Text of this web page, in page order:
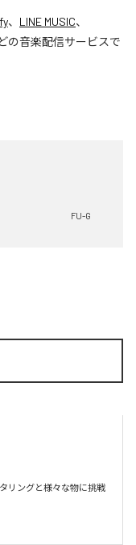
、 LINE MUSIC、
の音楽配信サービスで
FU-G
リングと様々な物に挑戦